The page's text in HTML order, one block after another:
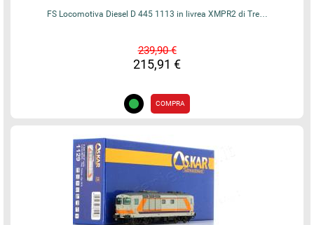
FS Locomotiva Diesel D 445 1113 in livrea XMPR2 di Tre…
239,90 €
215,91 €
COMPRA